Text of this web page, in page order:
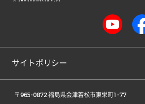
サイトポリシー
〒965-0872 福島県会津若松市東栄町1-77